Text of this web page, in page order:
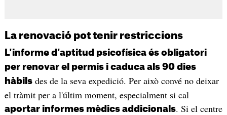
La renovació pot tenir restriccions
L'informe d'aptitud psicofísica és obligatori
per renovar el permís i caduca als 90 dies
hàbilsdes de la seva expedició. Per això convé no deixar
el tràmit per a l'últim moment, especialment si cal
aportar informes mèdics addicionals. Si el centre